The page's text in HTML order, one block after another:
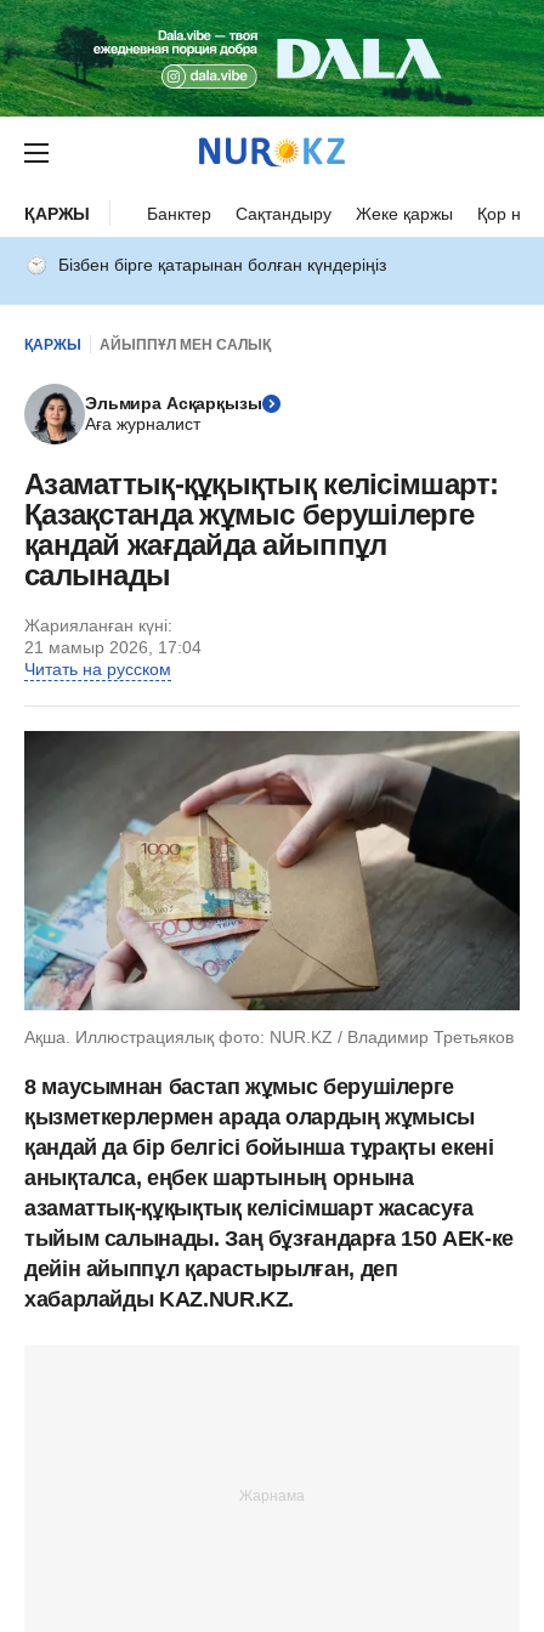
ҚАРЖЫ Банктер Сақтандыру Жеке қаржы Қор
Бізбен бірге қатарынан болған күндеріңіз
ҚАРЖЫ АЙЫППҰЛ МЕН САЛЫҚ
Эльмира Асқарқызы
Аға журналист
Азаматтық-құқықтық келісімшарт:
Қазақстанда жұмыс берушілерге
қандай жағдайда айыппұл
салынады
Жарияланған күні:
21 мамыр 2026, 17:04
Читать на русском
Ақша. Иллюстрациялық фото: NUR.KZ / Владимир Третьяков
8 маусымнан бастап жұмыс берушілерге
қызметкерлермен арада олардың жұмысы
қандай да бір белгісі бойынша тұрақты екені
анықталса, еңбек шартының орнына
азаматтық-құқықтық келісімшарт жасасуға
тыйым салынады. Заң бұзғандарға 150 АЕК-ке
дейін айыппұл қарастырылған, деп
хабарлайды KAZ.NUR.KZ.